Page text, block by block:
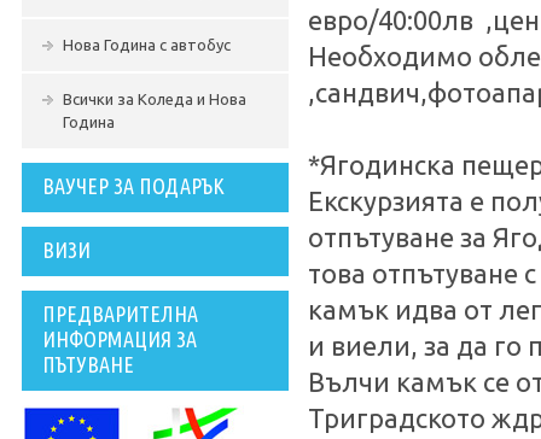
Нова Година с автобус
Всички за Коледа и Нова
Година
ВАУЧЕР ЗА ПОДАРЪК
ВИЗИ
ПРЕДВАРИТЕЛНА
ИНФОРМАЦИЯ ЗА
ПЪТУВАНЕ
евро/40:00лв
Необходимо
*Ягодинска
Екскурзията е
отпътуване за
това отпътуване
камък идва от
и виели, за да го
Вълчи камък се
Триградското